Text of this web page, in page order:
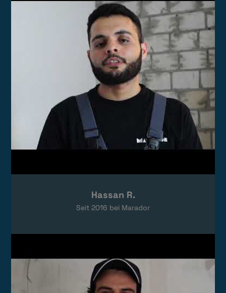
Das Video wird von YouTube eingebettet.
Datenschutzerklärungenvon Google.
Das Video wird von YouTube eingebettet.
Datenschutzerklärungen
Hassan R.
Seit 2016 bei Marador